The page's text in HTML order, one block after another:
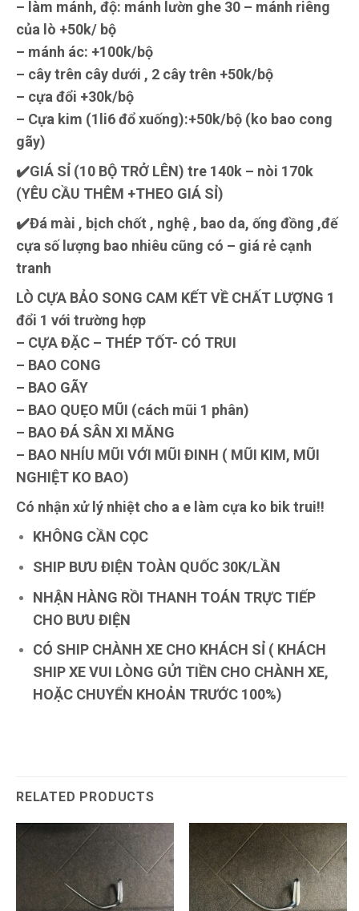
– làm mánh, độ: mánh lườn ghe 30 – mánh riêng
của lò +50k/ bộ
– mánh ác: +100k/bộ
– cây trên cây dưới , 2 cây trên +50k/bộ
– cựa đổi +30k/bộ
– Cựa kim (1li6 đổ xuống):+50k/bộ (ko bao cong
gãy)
✔️GIÁ SỈ (10 BỘ TRỞ LÊN) tre 140k – nòi 170k
(YÊU CẦU THÊM +THEO GIÁ SỈ)
✔️Đá mài , bịch chốt , nghệ , bao da, ống đồng ,đế
cựa số lượng bao nhiêu cũng có – giá rẻ cạnh
tranh
LÒ CỰA BẢO SONG CAM KẾT VỀ CHẤT LƯỢNG 1
đổi 1 với trường hợp
– CỰA ĐẶC – THÉP TỐT- CÓ TRUI
– BAO CONG
– BAO GÃY
– BAO QUẸO MŨI (cách mũi 1 phân)
– BAO ĐÁ SÂN XI MĂNG
– BAO NHÍU MŨI VỚI MŨI ĐINH ( MŨI KIM, MŨI
NGHIỆT KO BAO)
Có nhận xử lý nhiệt cho a e làm cựa ko bik trui!!
KHÔNG CẦN CỌC
SHIP BƯU ĐIỆN TOÀN QUỐC 30K/LẦN
NHẬN HÀNG RỒI THANH TOÁN TRỰC TIẾP
CHO BƯU ĐIỆN
CÓ SHIP CHÀNH XE CHO KHÁCH SỈ ( KHÁCH
SHIP XE VUI LÒNG GỬI TIỀN CHO CHÀNH XE,
HOẶC CHUYỂN KHOẢN TRƯỚC 100%)
RELATED PRODUCTS